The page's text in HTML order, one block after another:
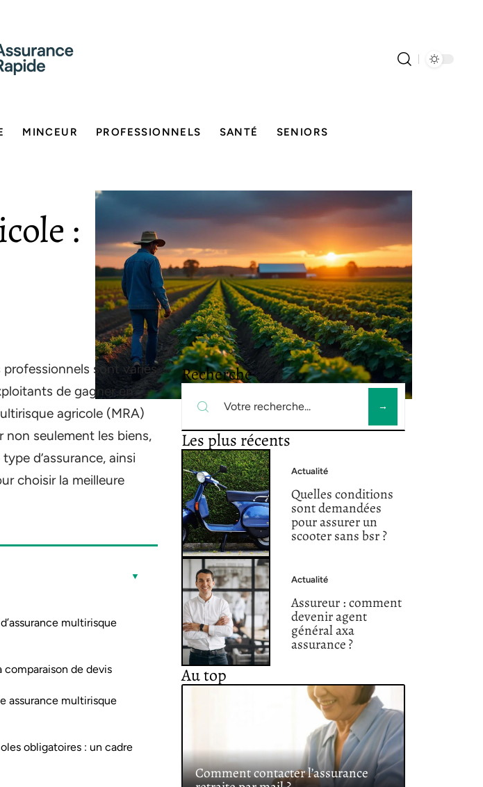
MINCEUR PROFESSIONNELS SANTÉ SENIORS
:
sont variés
de gagner en
agricole (MRA)
non seulement les biens,
d’assurance, ainsi
choisir la meilleure
multirisque
comparaison de devis
assurance multirisque
obligatoires : un cadre
Recherche
Les plus récents
Actualité
Quelles conditions
sont demandées
pour assurer un
scooter sans bsr ?
Actualité
Assureur : comment
devenir agent
général axa
assurance ?
Au top
Comment contacter l’assurance